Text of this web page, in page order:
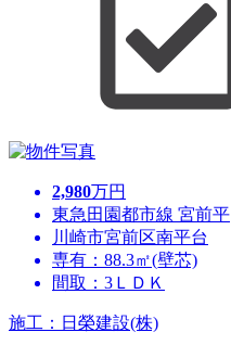
2,980万円
東急田園都市線 宮前平
川崎市宮前区南平台
専有：88.3㎡(壁芯)
間取：3ＬＤＫ
施工：日榮建設(株)